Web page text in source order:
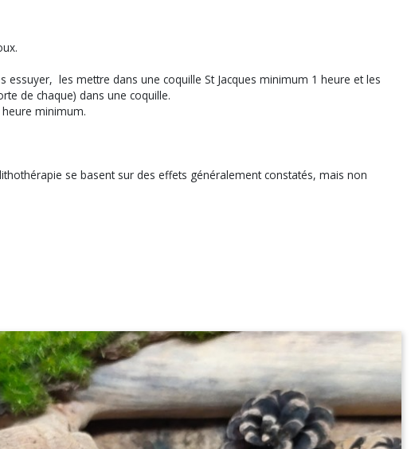
les mettre dans une coquille St Jacques minimum 1 heure et les
de chaque) dans une coquille.
heure minimum.
se basent sur des effets généralement constatés, mais non